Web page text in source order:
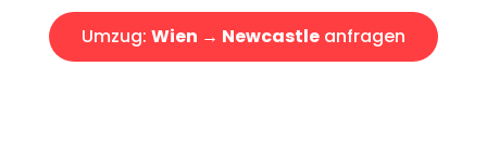
Umzug: Wien → Newcastle anfragen